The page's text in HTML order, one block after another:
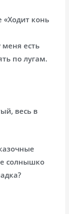
конь
есть
по лугам.
весь в
солнышко